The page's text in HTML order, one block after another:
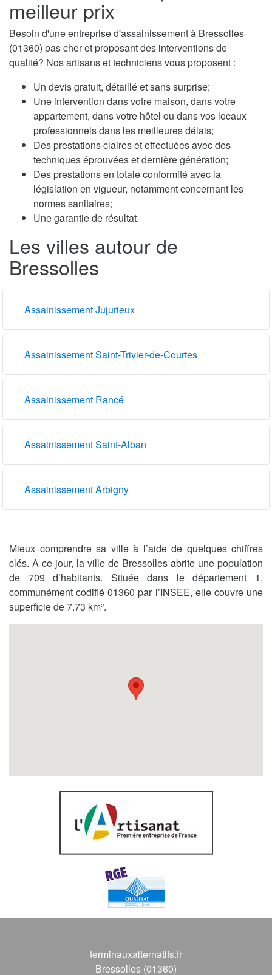
meilleur prix
Besoin d'une entreprise d'assainissement à Bressolles
(01360) pas cher et proposant des interventions de
qualité? Nos artisans et techniciens vous proposent :
Un devis gratuit, détaillé et sans surprise;
Une intervention dans votre maison, dans votre
appartement, dans votre hôtel ou dans vos locaux
professionnels dans les meilleures délais;
Des prestations claires et effectuées avec des
techniques éprouvées et dernière génération;
Des prestations en totale conformité avec la
législation en vigueur, notamment concernant les
normes sanitaires;
Une garantie de résultat.
Les villes autour de
Bressolles
Assainissement Jujurieux
Assainissement Saint-Trivier-de-Courtes
Assainissement Rancé
Assainissement Saint-Alban
Assainissement Arbigny
Mieux comprendre sa ville à l’aide de quelques chiffres
clés. A ce jour, la ville de Bressolles abrite une population
de 709 d’habitants. Située dans le département 1,
communément codifié 01360 par l’INSEE, elle couvre une
superficie de 7.73 km².
terminauxalternatifs.fr
Bressolles (01360)